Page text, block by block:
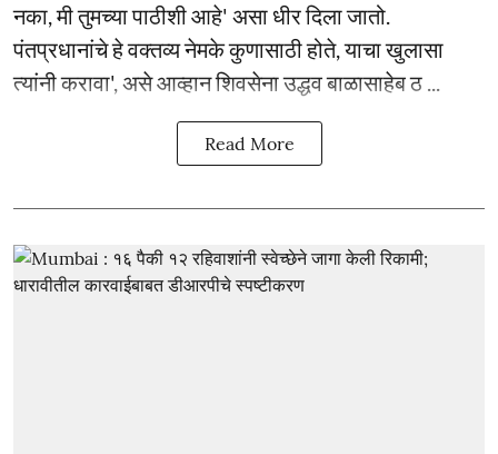
नका, मी तुमच्या पाठीशी आहे' असा धीर दिला जातो.
पंतप्रधानांचे हे वक्तव्य नेमके कुणासाठी होते, याचा खुलासा
त्यांनी करावा', असे आव्हान शिवसेना उद्धव बाळासाहेब ठ ...
Read More